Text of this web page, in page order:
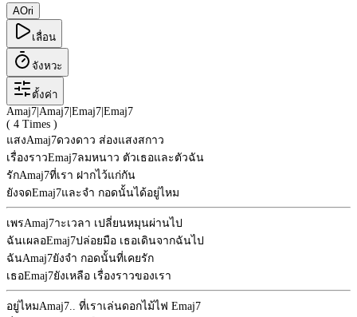
AOri
เลื่อน
จังหวะ
ตั้งค่า
Amaj7 Amaj7 Emaj7 Emaj7
( 4 Times )
แสงAmaj7ดวงดาว ส่องแสงสกาว
เรื่องราวEmaj7ลมหนาว ตัวเธอและตัวฉัน
รักAmaj7ที่เรา ฝากไว้แก่กัน
ยังจดEmaj7และจำ กอดนั้นได้อยู่ไหม
เพรAmaj7าะเวลา เปลี่ยนหมุนผ่านไป
ฉันเผลอEmaj7ปล่อยมือ เธอเดินจากฉันไป
ฉันAmaj7ยังจำ กอดนั้นที่เคยรัก
เธอEmaj7ยังเหลือ เรื่องราวของเรา
อยู่ไหมAmaj7.. ที่เราเล่นดอกไม้ไฟ Emaj7